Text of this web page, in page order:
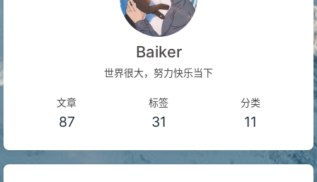
Baiker
世界很大，努力快乐当下
文章
87
标签
31
分类
11